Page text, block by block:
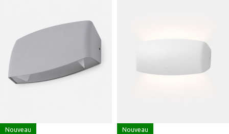
Nouveau Nouveau